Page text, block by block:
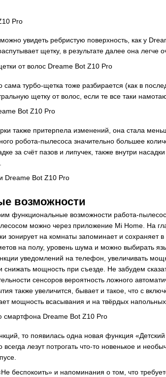
увидеть ребристую поверхность, как у
щетку, в результате далее она легче
сама турбо-щетка тоже разбирается (как в
щетку от волос, если те все таки
также притерпела изменений, она стала
робота-пылесоса значительно большее
за счёт пазов и липучек, также внутри
возможности
функциональные возможности работа-
можно через приложение Mi Home. На
зонирует на комнаты запоминает и сохраняет
на полу, уровень шума и можно выбирать
уведомлений на телефон, увеличивать
снижать мощность при съезде. Не забудем
сенсоров вероятность ложного
также увеличится, бывает и такое, что с
мощность всасывания и на твёрдых напольных
то появилась одна новая функция
всегда лезут потрогать что-то новенькое и
беспокоить» и напоминания о том, что